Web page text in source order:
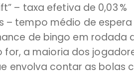
– taxa efetiva de 0,03 %
– tempo médio de
de bingo em rodada
for, a maioria dos
envolva contar as bolas